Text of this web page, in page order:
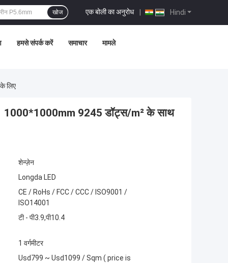
Hindi
एक बोली का अनुरोध |
खोज
हमसे संपर्क करें समाचार मामले
लिए
1000*1000mm 9245 डॉट्स/m² के साथ
शेन्ज़ेन
Longda LED
CE / RoHs / FCC / CCC / ISO9001 /
ISO14001
टी - पी3.9,पी10.4
1 वर्गमीटर
Usd799 ~ Usd1099 / Sqm ( price is